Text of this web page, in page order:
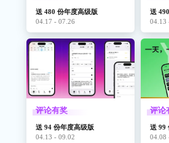
送 480 份年度高级版
04.17 - 07.26
送
04.13
评论有奖
送 94 份年度高级版
04.13 - 09.02
评论
送 99
04.08